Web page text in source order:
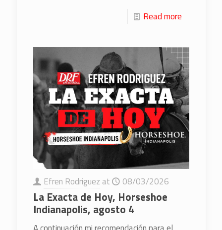
Read more
Efren Rodriguez at 08/03/2026
La Exacta de Hoy, Horseshoe
Indianapolis, agosto 4